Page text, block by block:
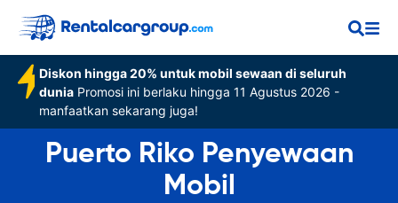
Diskon hingga 20% untuk mobil sewaan di seluruh
dunia Promosi ini berlaku hingga 11 Agustus 2026 -
manfaatkan sekarang juga!
Puerto Riko Penyewaan
Mobil